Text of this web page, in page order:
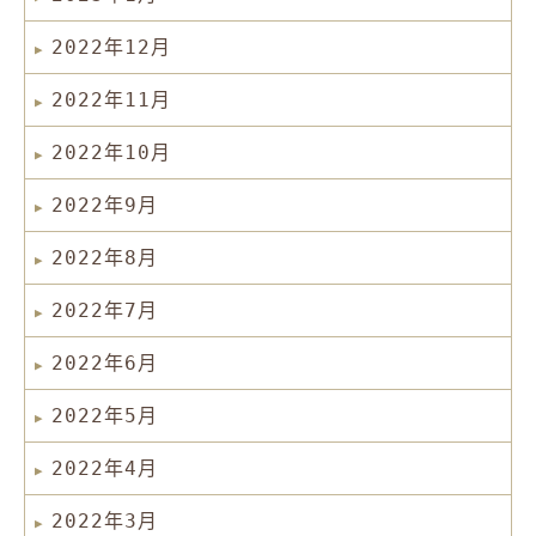
2022年12月
2022年11月
2022年10月
2022年9月
2022年8月
2022年7月
2022年6月
2022年5月
2022年4月
2022年3月